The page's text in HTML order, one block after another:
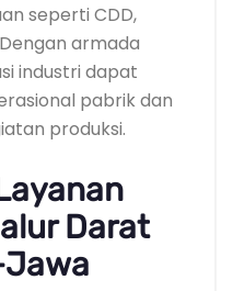
seperti CDD,
armada
industri dapat
pabrik dan
produksi.
Darat